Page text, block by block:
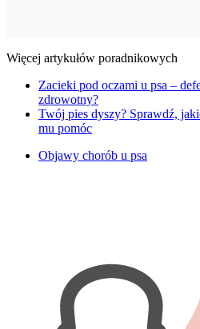
Więcej artykułów poradnikowych
Zacieki pod oczami u psa –
zdrowotny?
Twój pies dyszy? Sprawdź,
mu pomóc
Objawy chorób u psa